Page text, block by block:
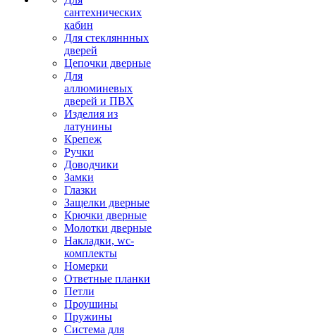
сантехнических
кабин
Для стекляннных
дверей
Цепочки дверные
Для
аллюминевых
дверей и ПВХ
Изделия из
латунины
Крепеж
Ручки
Доводчики
Замки
Глазки
Защелки дверные
Крючки дверные
Молотки дверные
Накладки, wc-
комплекты
Номерки
Ответные планки
Петли
Проушины
Пружины
Система для